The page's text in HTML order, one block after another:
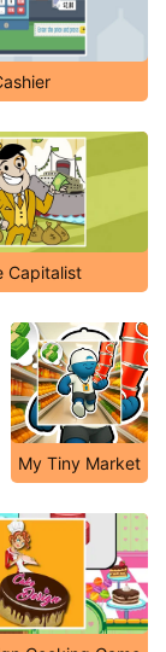
Capitalist
My Tiny Market